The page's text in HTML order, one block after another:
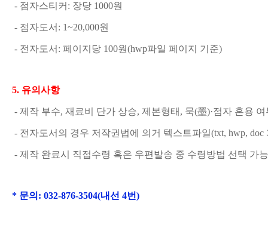
- 점자스티커 : 장당 1000원
- 점자도서 : 1~20,000원
- 전자도서: 페이지당 100원(hwp파일 페이지 기준)
5. 유의사항
- 제작 부수, 재료비 단가 상승, 제본형태, 묵(墨)·점자 혼용
- 전자도서의 경우 저작권법에 의거 텍스트파일(txt, hwp,
- 제작 완료시 직접수령 혹은 우편발송 중 수령방법 선택 가능
* 문의: 032-876-3504(내선 4번)